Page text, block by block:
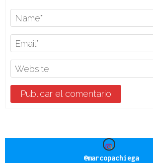
@marcopachiega